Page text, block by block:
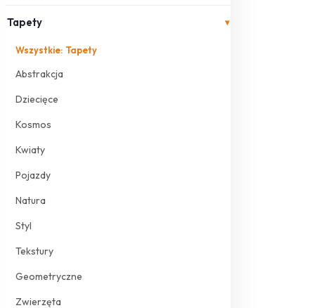
Tapety ▾
Wszystkie: Tapety
Abstrakcja
Dziecięce
Kosmos
Kwiaty
Pojazdy
Natura
Styl
Tekstury
Geometryczne
Zwierzęta